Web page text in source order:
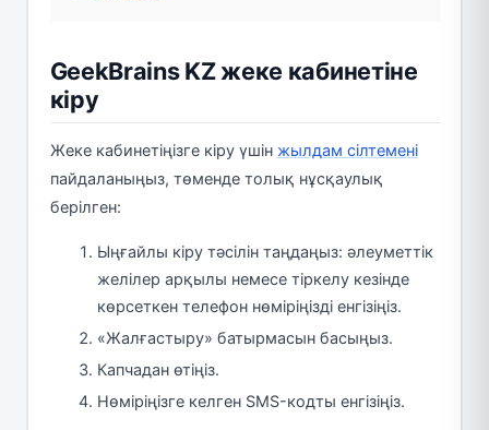
GeekBrains KZ жеке кабинетіне
кіру
Жеке кабинетіңізге кіру үшін жылдам сілтемені
пайдаланыңыз, төменде толық нұсқаулық
берілген:
Ыңғайлы кіру тәсілін таңдаңыз: әлеуметтік
желілер арқылы немесе тіркелу кезінде
көрсеткен телефон нөміріңізді енгізіңіз.
«Жалғастыру» батырмасын басыңыз.
Капчадан өтіңіз.
Нөміріңізге келген SMS-кодты енгізіңіз.